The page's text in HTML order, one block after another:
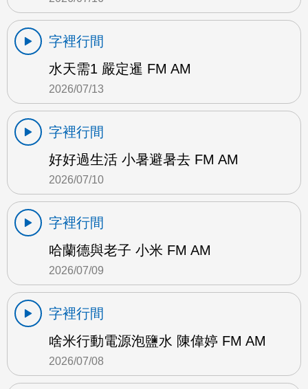
字裡行間
水天需1 嚴定暹 FM AM
2026/07/13
字裡行間
好好過生活 小暑避暑去 FM AM
2026/07/10
字裡行間
哈蘭德與老子 小米 FM AM
2026/07/09
字裡行間
啥米行動電源泡鹽水 陳偉婷 FM AM
2026/07/08